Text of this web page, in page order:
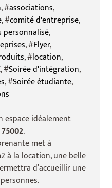
, #associations,
, #comité d'entreprise,
personnalisé,
, #Flyer,
, #location,
, #Soirée d'intégration,
, #Soirée étudiante,
espace idéalement
.
met à
à la location, une belle
d’accueillir une
personnes.